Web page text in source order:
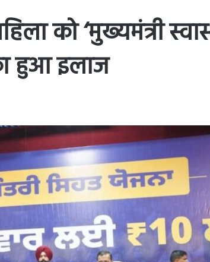
को ‘मुख्यमंत्री
हुआ इलाज